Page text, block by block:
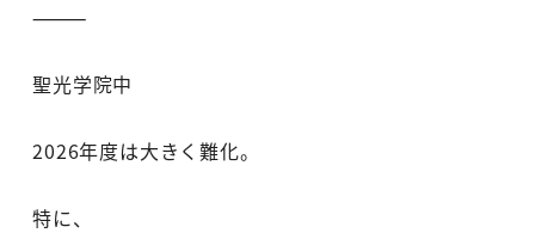
⸻
聖光学院中
2026年度は大きく難化。
特に、